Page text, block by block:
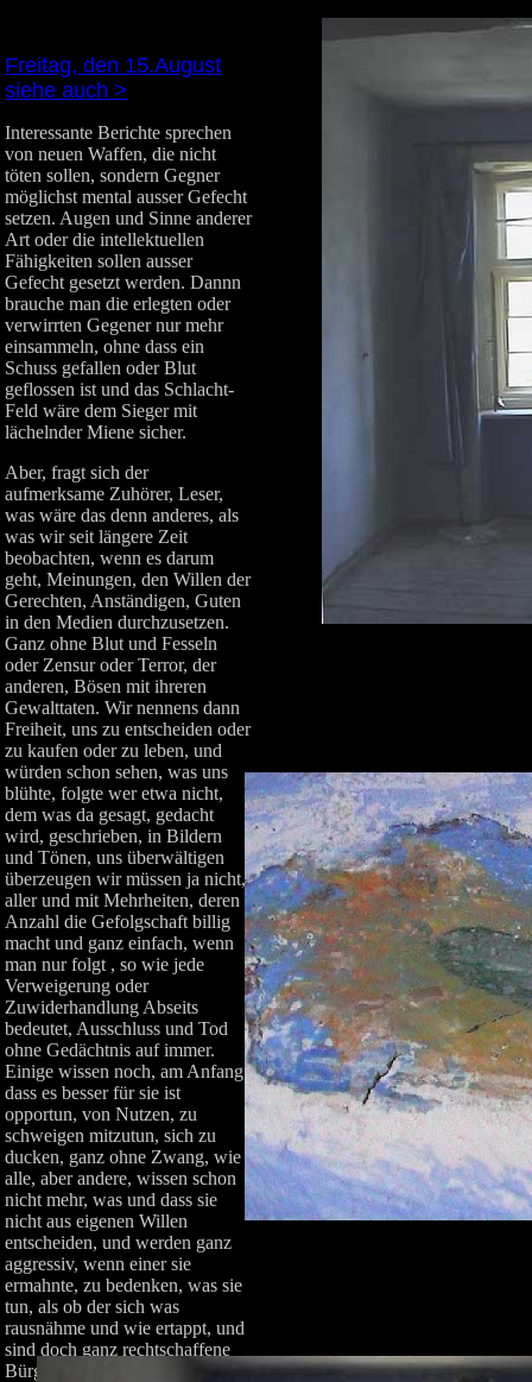
Freitag, den 15.August
siehe auch >
Interessante Berichte sprechen
von neuen Waffen, die nicht
töten sollen, sondern Gegner
möglichst mental ausser Gefecht
setzen. Augen und Sinne anderer
Art oder die intellektuellen
Fähigkeiten sollen ausser
Gefecht gesetzt werden. Dannn
brauche man die erlegten oder
verwirrten Gegener nur mehr
einsammeln, ohne dass ein
Schuss gefallen oder Blut
geflossen ist und das Schlacht-
Feld wäre dem Sieger mit
lächelnder Miene sicher.
Aber, fragt sich der
aufmerksame Zuhörer, Leser,
was wäre das denn anderes, als
was wir seit längere Zeit
beobachten, wenn es darum
geht, Meinungen, den Willen der
Gerechten, Anständigen, Guten
in den Medien durchzusetzen.
Ganz ohne Blut und Fesseln
oder Zensur oder Terror, der
anderen, Bösen mit ihreren
Gewalttaten. Wir nennens dann
Freiheit, uns zu entscheiden oder
zu kaufen oder zu leben, und
würden schon sehen, was uns
blühte, folgte wer etwa nicht,
dem was da gesagt, gedacht
wird, geschrieben, in Bildern
und Tönen, uns überwältigen
überzeugen wir müssen ja nicht,
aller und mit Mehrheiten, deren
Anzahl die Gefolgschaft billig
macht und ganz einfach, wenn
man nur folgt , so wie jede
Verweigerung oder
Zuwiderhandlung Abseits
bedeutet, Ausschluss und Tod
ohne Gedächtnis auf immer.
Einige wissen noch, am Anfang,
dass es besser für sie ist
opportun, von Nutzen, zu
schweigen mitzutun, sich zu
ducken, ganz ohne Zwang, wie
alle, aber andere, wissen schon
nicht mehr, was und dass sie
nicht aus eigenen Willen
entscheiden, und werden ganz
aggressiv, wenn einer sie
ermahnte, zu bedenken, was sie
tun, als ob der sich was
rausnähme und wie ertappt, und
sind doch ganz rechtschaffene
Bürger unserer Demokratien.